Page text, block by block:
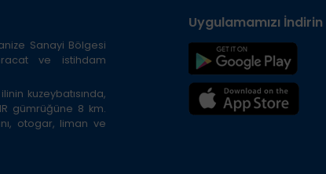
Sanayi Bölgesi
ve istihdam
kuzeybatısında,
gümrüğüne 8 km.
otogar, liman ve
Uygulamamızı İndirin